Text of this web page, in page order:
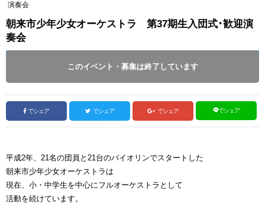
演奏会
朝来市少年少女オーケストラ 第37期生入団式･歓迎演
奏会
このイベント・募集は終了しています
でシェア でシェア でシェア でシェア
平成2年、21名の団員と21台のバイオリンでスタートした
朝来市少年少女オーケストラは
現在、小・中学生を中心にフルオーケストラとして
活動を続けています。